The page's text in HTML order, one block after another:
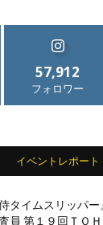
57,912
フォロワー
イベントレポート
侍タイムスリッパ
員 第１９回ＴＯ